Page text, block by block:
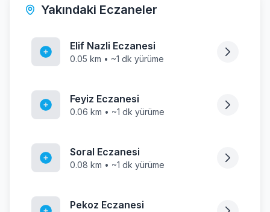
Yakındaki Eczaneler
Elif Nazli Eczanesi
0.05 km • ~1 dk yürüme
Feyiz Eczanesi
0.06 km • ~1 dk yürüme
Soral Eczanesi
0.08 km • ~1 dk yürüme
Pekoz Eczanesi